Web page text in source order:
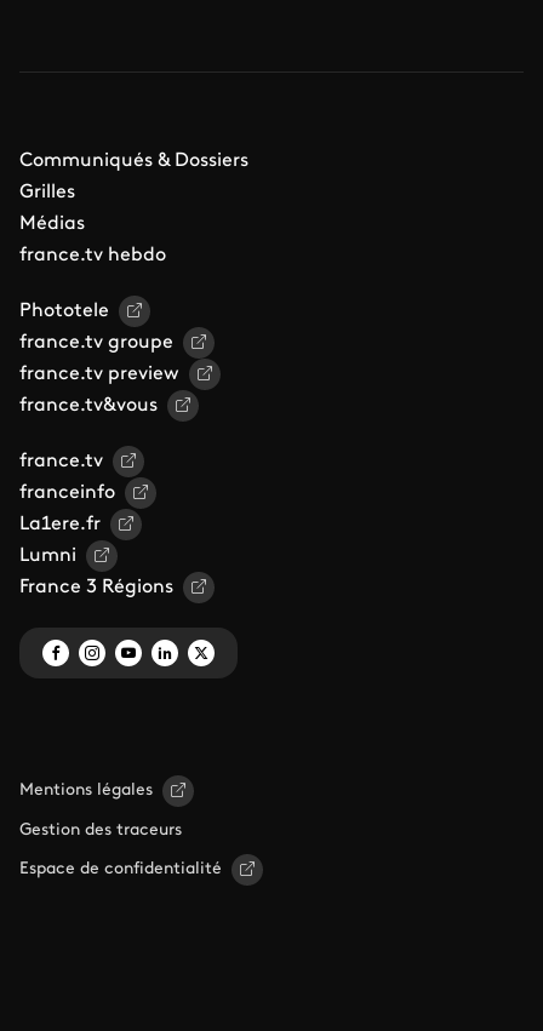
Communiqués & Dossiers
Grilles
Médias
france.tv hebdo
Phototele
france.tv groupe
france.tv preview
france.tv&vous
france.tv
franceinfo
La1ere.fr
Lumni
France 3 Régions
Mentions légales
Gestion des traceurs
Espace de confidentialité